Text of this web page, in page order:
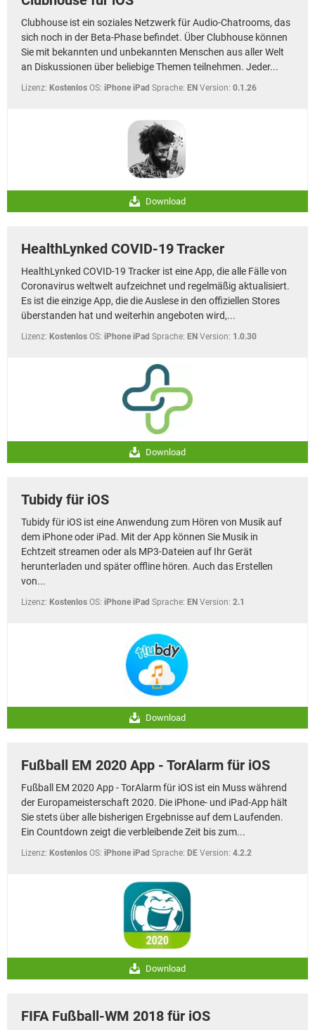
Clubhouse ist ein soziales Netzwerk für Audio-Chatrooms, das
sich noch in der Beta-Phase befindet. Über Clubhouse können
Sie mit bekannten und unbekannten Menschen aus aller Welt
an Diskussionen über beliebige Themen teilnehmen. Jeder...
Lizenz: Kostenlos OS: iPhone iPad Sprache: EN Version: 0.1.26
Download
HealthLynked COVID-19 Tracker
HealthLynked COVID-19 Tracker ist eine App, die alle Fälle von
Coronavirus weltwelt aufzeichnet und regelmäßig aktualisiert.
Es ist die einzige App, die die Auslese in den offiziellen Stores
überstanden hat und weiterhin angeboten wird,...
Lizenz: Kostenlos OS: iPhone iPad Sprache: EN Version: 1.0.30
Download
Tubidy für iOS
Tubidy für iOS ist eine Anwendung zum Hören von Musik auf
dem iPhone oder iPad. Mit der App können Sie Musik in
Echtzeit streamen oder als MP3-Dateien auf Ihr Gerät
herunterladen und später offline hören. Auch das Erstellen
von...
Lizenz: Kostenlos OS: iPhone iPad Sprache: EN Version: 2.1
Download
Fußball EM 2020 App - TorAlarm für iOS
Fußball EM 2020 App - TorAlarm für iOS ist ein Muss während
der Europameisterschaft 2020. Die iPhone- und iPad-App hält
Sie stets über alle bisherigen Ergebnisse auf dem Laufenden.
Ein Countdown zeigt die verbleibende Zeit bis zum...
Lizenz: Kostenlos OS: iPhone iPad Sprache: DE Version: 4.2.2
Download
FIFA Fußball-WM 2018 für iOS